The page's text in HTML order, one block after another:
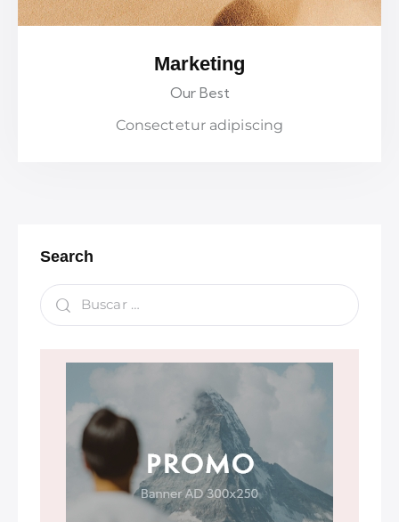
Marketing
Our Best
Consectetur adipiscing
Search